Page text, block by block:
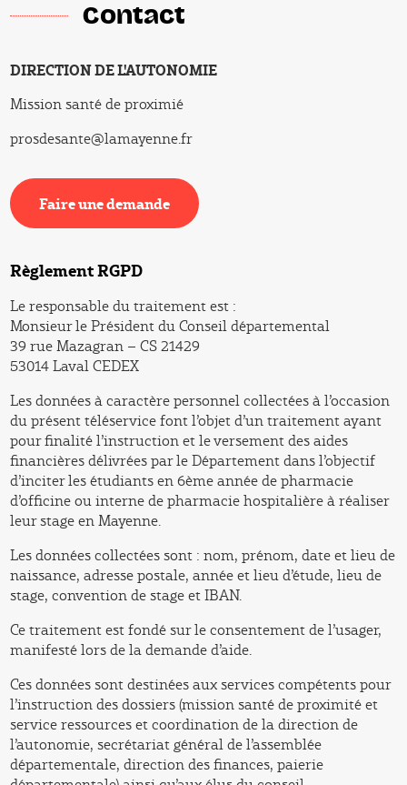
Contact
DIRECTION DE L'AUTONOMIE
Mission santé de proximié
prosdesante@lamayenne.fr
Faire une demande
Faire une demande
Règlement RGPD
Le responsable du traitement est :
Monsieur le Président du Conseil départemental
39 rue Mazagran – CS 21429
53014 Laval CEDEX
Les données à caractère personnel collectées à l’occasion
du présent téléservice font l’objet d’un traitement ayant
pour finalité l’instruction et le versement des aides
financières délivrées par le Département dans l’objectif
d’inciter les étudiants en 6ème année de pharmacie
d’officine ou interne de pharmacie hospitalière à réaliser
leur stage en Mayenne.
Les données collectées sont : nom, prénom, date et lieu de
naissance, adresse postale, année et lieu d’étude, lieu de
stage, convention de stage et IBAN.
Ce traitement est fondé sur le consentement de l’usager,
manifesté lors de la demande d’aide.
Ces données sont destinées aux services compétents pour
l’instruction des dossiers (mission santé de proximité et
service ressources et coordination de la direction de
l’autonomie, secrétariat général de l’assemblée
départementale, direction des finances, paierie